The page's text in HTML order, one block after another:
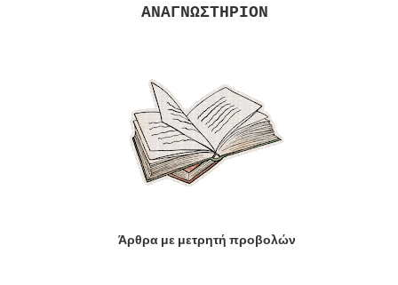
ΑΝΑΓΝΩΣΤΗΡΙΟΝ
Άρθρα με μετρητή προβολών